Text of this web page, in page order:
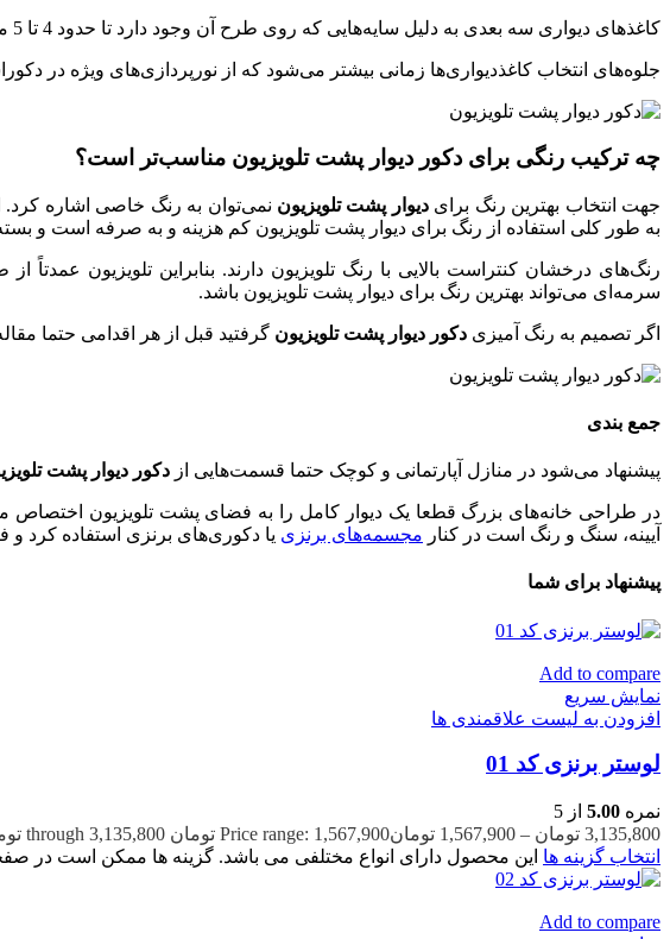
کاغذهای دیواری سه بعدی به دلیل سایه‌هایی که روی طرح آن وجود دارد تا حدود 4 تا 5 متری بصورت برجسته و واضح قابل مشاهده هستند و همچنین از مزیت‌های آن‌ها می‌توان گفت قابل شستشو هستند.
جلوه‌های انتخاب کاغذدیواری‌ها زمانی بیشتر می‌شود که از نورپردازی‌های ویژه در
چه ترکیب رنگی برای دکور دیوار پشت تلویزیون مناسب‌تر است؟
جهت انتخاب بهترین رنگ برایدیوار پشت تلویزیون نمی‌توان به رنگ خاصی اشاره کرد.
به طور کلی استفاده از رنگ برای دیوار پشت تلویزیون کم هزینه و به صرفه است و
رنگ‌های درخشان کنتراست بالایی با رنگ تلویزیون دارند. بنابراین تلویزیون
سرمه‌ای می‌تواند بهترین رنگ برای دیوار پشت تلویزیون باشد.
اگر تصمیم به رنگ آمیزی دکور دیوار پشت تلویزیون گرفتید قبل از هر اقدامی حتما
جمع بندی
پیشنهاد می‌شود در منازل آپارتمانی و کوچک حتما قسمت‌هایی از دکور دیوار پشت
در طراحی خانه‌های بزرگ قطعا یک دیوار کامل را به فضای پشت تلویزیون اختصاص
آیینه، سنگ و رنگ است در کنار مجسمه‌های برنزی یا دکوری‌های برنزی استفاده کرد
پیشنهاد برای شما
Add to compare
نمایش سریع
افزودن به لیست علاقمندی ها
لوستر برنزی کد 01
نمره 5.00 از 5
3,135,800 تومان –
1,567,900 تومانPrice range: 1,567,900 تومان through 3,135,800 تومان
انتخاب گزینه ها این محصول دارای انواع مختلفی می باشد. گزینه ها ممکن است در
Add to compare